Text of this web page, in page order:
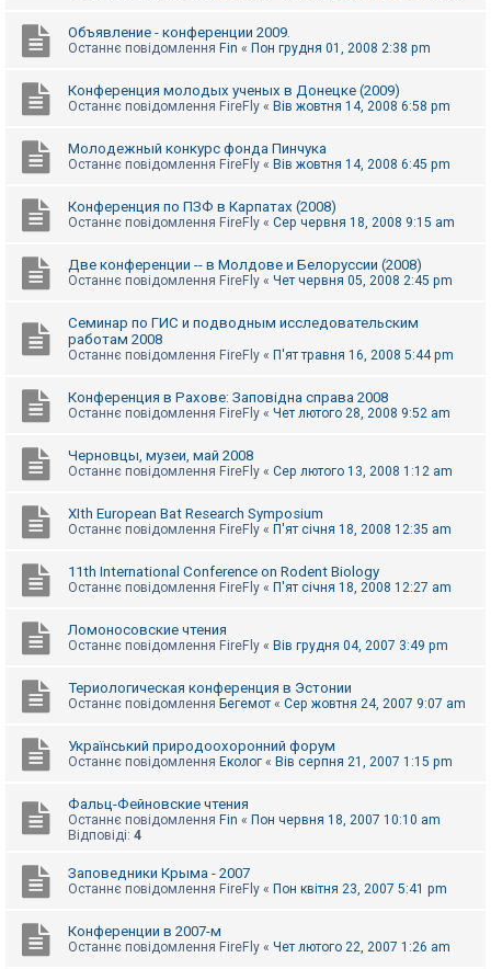
Объявление - конференции 2009.
Останнє повідомлення Fin « Пон грудня 01, 2008 2:38 pm
Конференция молодых ученых в Донецке (2009)
Останнє повідомлення FireFly « Вів жовтня 14, 2008 6:58 pm
Молодежный конкурс фонда Пинчука
Останнє повідомлення FireFly « Вів жовтня 14, 2008 6:45 pm
Конференция по ПЗФ в Карпатах (2008)
Останнє повідомлення FireFly « Сер червня 18, 2008 9:15 am
Две конференции -- в Молдове и Белоруссии (2008)
Останнє повідомлення FireFly « Чет червня 05, 2008 2:45 pm
Семинар по ГИС и подводным исследовательским
работам 2008
Останнє повідомлення FireFly « П'ят травня 16, 2008 5:44 pm
Конференция в Рахове: Заповідна справа 2008
Останнє повідомлення FireFly « Чет лютого 28, 2008 9:52 am
Черновцы, музеи, май 2008
Останнє повідомлення FireFly « Сер лютого 13, 2008 1:12 am
XIth European Bat Research Symposium
Останнє повідомлення FireFly « П'ят січня 18, 2008 12:35 am
11th International Conference on Rodent Biology
Останнє повідомлення FireFly « П'ят січня 18, 2008 12:27 am
Ломоносовские чтения
Останнє повідомлення FireFly « Вів грудня 04, 2007 3:49 pm
Териологическая конференция в Эстонии
Останнє повідомлення Бегемот « Сер жовтня 24, 2007 9:07 am
Український природоохоронний форум
Останнє повідомлення Еколог « Вів серпня 21, 2007 1:15 pm
Фальц-Фейновские чтения
Останнє повідомлення Fin « Пон червня 18, 2007 10:10 am
Відповіді: 4
Заповедники Крыма - 2007
Останнє повідомлення FireFly « Пон квітня 23, 2007 5:41 pm
Конференции в 2007-м
Останнє повідомлення FireFly « Чет лютого 22, 2007 1:26 am